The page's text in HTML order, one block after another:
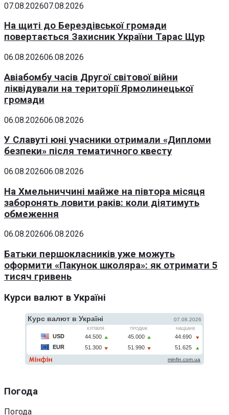
07.08.202607.08.2026
На щиті до Берездівської громади
повертається Захисник України Тарас Щур
06.08.202606.08.2026
Авіабомбу часів Другої світової війни
ліквідували на території Ярмолинецької
громади
06.08.202606.08.2026
У Славуті юні учасники отримали «Дипломи
безпеки» після тематичного квесту
06.08.202606.08.2026
На Хмельниччині майже на півтора місяця
заборонять ловити раків: коли діятимуть
обмеження
06.08.202606.08.2026
Батьки першокласників уже можуть
оформити «Пакунок школяра»: як отримати 5
тисяч гривень
Курси валют в Україні
Погода
Погода